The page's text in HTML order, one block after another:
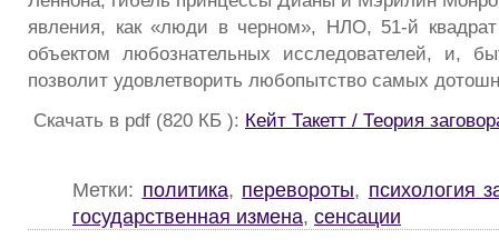
явления, как «люди в черном», НЛО, 51-й
объектом любознательных исследователей, и,
позволит удовлетворить любопытство самых
Скачать в pdf (820 КБ ): Кейт Такетт / Теория
Метки: политика, перевороты, психология
государственная измена, сенсации